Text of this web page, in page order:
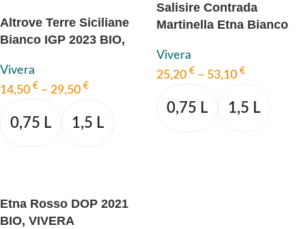
Altrove Terre Siciliane
Bianco IGP 2023 BIO,
Vivera
14,50 € – 29,50 €
0,75 L 1,5 L
Salisire Contrada
Martinella Etna Bianco
Vivera
25,20 € – 53,10 €
0,75 L 1,5 L
Etna Rosso DOP 2021
BIO, VIVERA